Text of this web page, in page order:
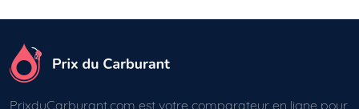
PrixduCarburant.com est votre comparateur en ligne pour